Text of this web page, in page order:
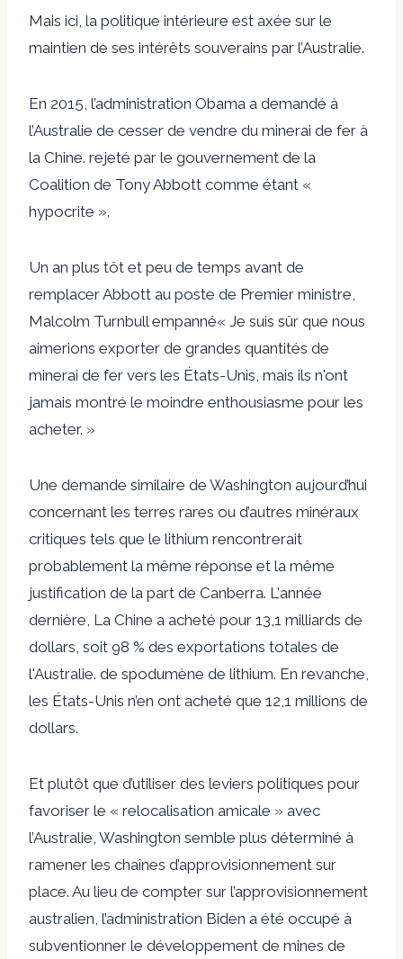
Mais ici, la politique intérieure est axée sur le
maintien de ses intérêts souverains par l’Australie.
En 2015, l’administration Obama a demandé à
l’Australie de cesser de vendre du minerai de fer à
la Chine. rejeté par le gouvernement de la
Coalition de Tony Abbott comme étant «
hypocrite ».
Un an plus tôt et peu de temps avant de
remplacer Abbott au poste de Premier ministre,
Malcolm Turnbull empanné« Je suis sûr que nous
aimerions exporter de grandes quantités de
minerai de fer vers les États-Unis, mais ils n'ont
jamais montré le moindre enthousiasme pour les
acheter. »
Une demande similaire de Washington aujourd’hui
concernant les terres rares ou d’autres minéraux
critiques tels que le lithium rencontrerait
probablement la même réponse et la même
justification de la part de Canberra. L'année
dernière, La Chine a acheté pour 13,1 milliards de
dollars, soit 98 % des exportations totales de
l'Australie. de spodumène de lithium. En revanche,
les États-Unis n’en ont acheté que 12,1 millions de
dollars.
Et plutôt que d’utiliser des leviers politiques pour
favoriser le « relocalisation amicale » avec
l’Australie, Washington semble plus déterminé à
ramener les chaînes d’approvisionnement sur
place. Au lieu de compter sur l’approvisionnement
australien, l’administration Biden a été occupé à
subventionner le développement de mines de